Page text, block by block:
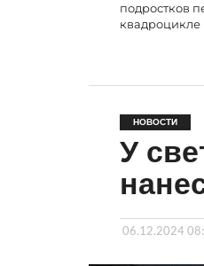
подростков
квадроцикле
НОВОСТИ
У
06.12.2024